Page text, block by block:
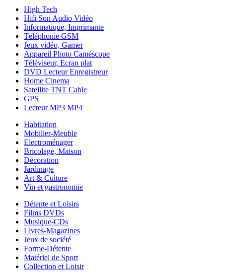
High Tech
Hifi Son Audio Vidéo
Informatique, Imprimante
Téléphonie GSM
Jeux vidéo, Gamer
Appareil Photo Caméscope
Téléviseur, Ecran plat
DVD Lecteur Enregistreur
Home Cinema
Satellite TNT Cable
GPS
Lecteur MP3 MP4
Habitation
Mobilier-Meuble
Electroménager
Bricolage, Maison
Décoration
Jardinage
Art & Culture
Vin et gastronomie
Détente et Loisirs
Films DVDs
Musique-CDs
Livres-Magazines
Jeux de société
Forme-Détente
Matériel de Sport
Collection et Loisir